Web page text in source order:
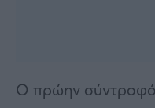
Ο πρώην